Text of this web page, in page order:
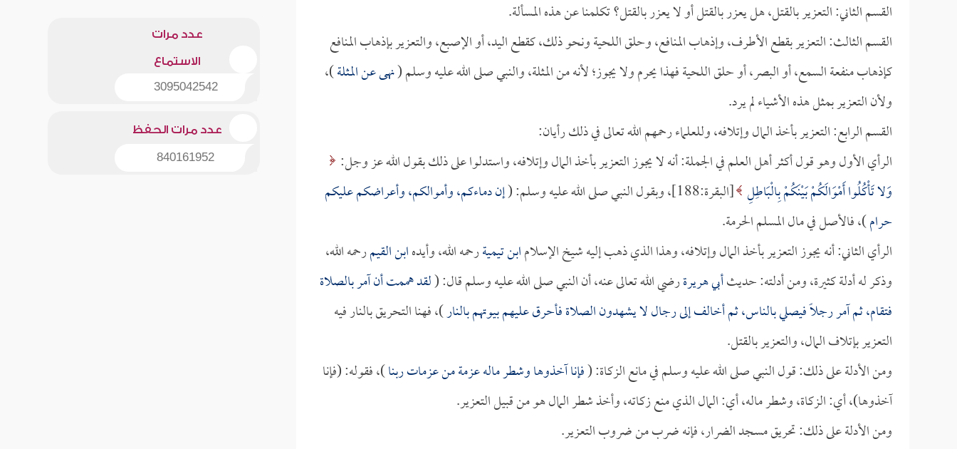
القسم الثاني: التعزير بالقتل، هل يعزر بالقتل أو لا يعزر بالقتل؟ تكلمنا عن هذه المسألة.
القسم الثالث: التعزير بقطع الأطرف، وإذهاب المنافع، وحلق اللحية ونحو ذلك، كقطع اليد، أو الإصبع، والتعزير بإذهاب المنافع
كإذهاب منفعة السمع، أو البصر، أو حلق اللحية فهذا يحرم ولا يجوز؛ لأنه من المثلة، والنبي صلى الله عليه وسلم (نهى عن المثلة)،
ولأن التعزير بمثل هذه الأشياء لم يرد.
القسم الرابع: التعزير بأخذ المال وإتلافه، وللعلماء رحمهم الله تعالى في ذلك رأيان:
الرأي الأول وهو قول أكثر أهل العلم في الجملة: أنه لا يجوز التعزير بأخذ المال وإتلافه، واستدلوا على ذلك بقول الله عز وجل:
وَلا تَأْكُلُوا أَمْوَالَكُمْ بَيْنَكُمْ بِالْبَاطِلِ [البقرة:188]، وبقول النبي صلى الله عليه وسلم: (
إن دماءكم، وأموالكم، وأعراضكم عليكم
حرام)، فالأصل في مال المسلم الحرمة.
الرأي الثاني: أنه يجوز التعزير بأخذ المال وإتلافه، وهذا الذي ذهب إليه شيخ الإسلامابن تيميةرحمه الله، وأيدهابن القيمرحمه الله،
وذكر له أدلة كثيرة، ومن أدلته: حديثأبي هريرةرضي الله تعالى عنه، أن النبي صلى الله عليه وسلم قال: (لقد هممت أن آمر بالصلاة
فتقام، ثم آمر رجلاً فيصلي بالناس، ثم أخالف إلى رجال لا يشهدون الصلاة فأحرق عليهم بيوتهم بالنار)، فهنا التحريق بالنار فيه
التعزير بإتلاف المال، والتعزير بالقتل.
ومن الأدلة على ذلك: قول النبي صلى الله عليه وسلم في مانع الزكاة: (فإنا آخذوها وشطر ماله عزمة من عزمات ربنا)، فقوله: (فإنا
آخذوها)، أي: الزكاة، وشطر ماله، أي: المال الذي منع زكاته، وأخذ شطر المال هو من قبيل التعزير.
ومن الأدلة على ذلك: تحريق مسجد الضرار، فإنه ضرب من ضروب التعزير.
عدد مرات
الاستماع
3095042542
عدد مرات الحفظ
840161952